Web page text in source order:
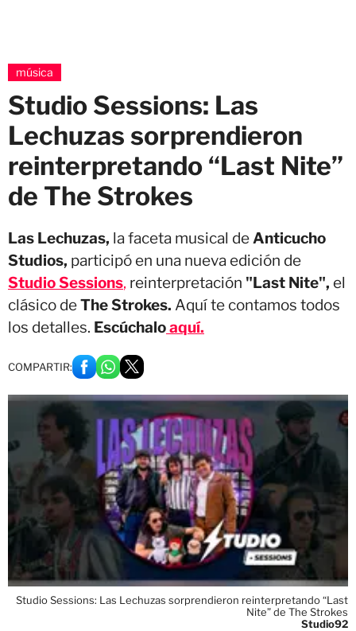
música
Studio Sessions: Las
Lechuzas sorprendieron
reinterpretando “Last Nite”
de The Strokes
Las Lechuzas, la faceta musical deAnticucho
Studios, participó en una nueva edición de
Studio Sessions, reinterpretación "Last Nite", el
clásico deThe Strokes. Aquí te contamos todos
los detalles. Escúchaloaquí.
COMPARTIR:
Studio Sessions: Las Lechuzas sorprendieron reinterpretando “Last
Nite” de The Strokes
Studio92